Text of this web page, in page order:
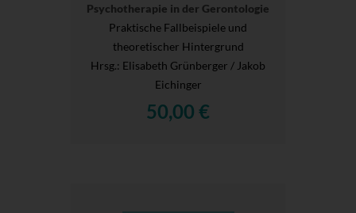
Psychotherapie in der Gerontologie
Praktische Fallbeispiele und
theoretischer Hintergrund
Hrsg.: Elisabeth Grünberger / Jakob
Eichinger
50,00 €